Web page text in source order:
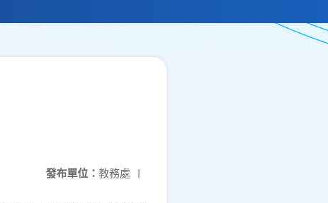
發布單位： 教務處 |